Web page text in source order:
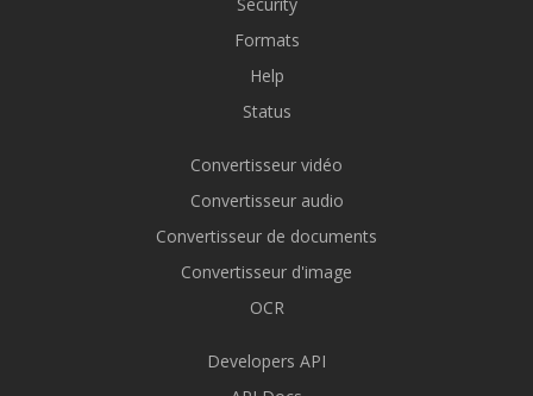
Formats
Help
Status
Convertisseur vidéo
Convertisseur audio
Convertisseur de documents
Convertisseur d'image
OCR
Developers API